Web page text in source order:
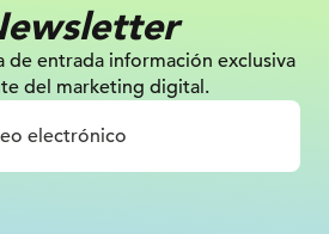
de entrada información exclusiva
del marketing digital.